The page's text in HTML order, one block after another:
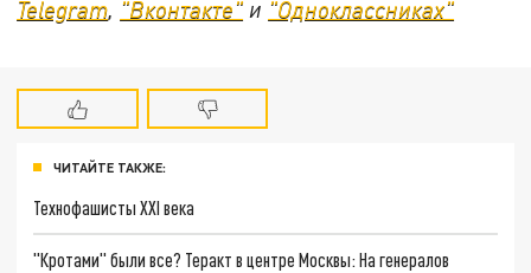
Telegram, "Вконтакте" и "Одноклассниках"
ЧИТАЙТЕ ТАКЖЕ:
Технофашисты XXI века
"Кротами" были все? Теракт в центре Москвы: На генералов